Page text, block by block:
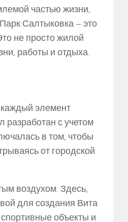
частью жизни,
Салтыковка – это
не просто жилой
работы и отдыха.
каждый элемент
с учетом
в том, чтобы
от городской
воздухом. Здесь,
для создания Вита
объекты и